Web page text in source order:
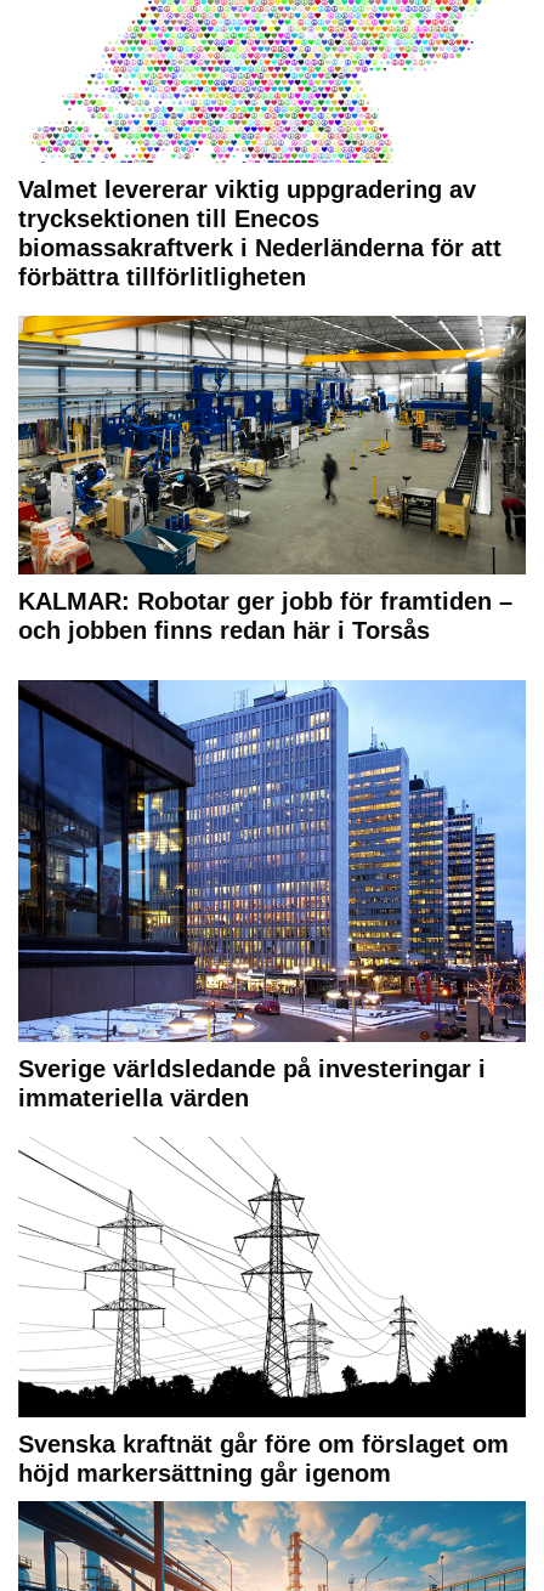
Valmet levererar viktig uppgradering av
trycksektionen till Enecos
biomassakraftverk i Nederländerna för att
förbättra tillförlitligheten
KALMAR: Robotar ger jobb för framtiden –
och jobben finns redan här i Torsås
Sverige världsledande på investeringar i
immateriella värden
Svenska kraftnät går före om förslaget om
höjd markersättning går igenom